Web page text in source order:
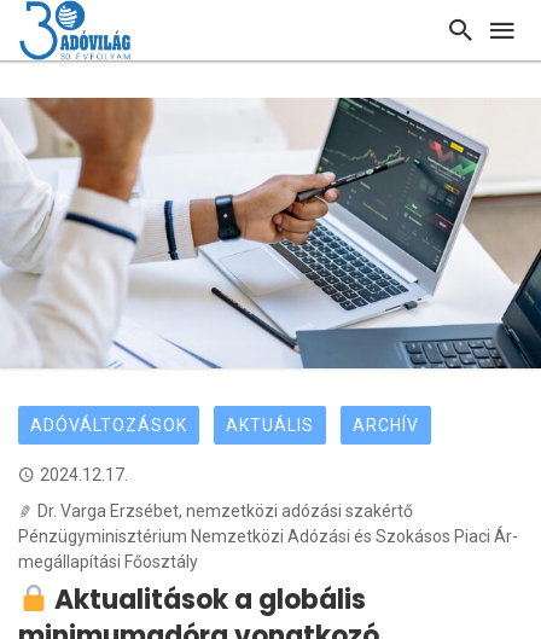
ADÓVÁLTOZÁSOK AKTUÁLIS ARCHÍV
2024.12.17.
Dr. Varga Erzsébet, nemzetközi adózási szakértő
Pénzügyminisztérium Nemzetközi Adózási és Szokásos Piaci Ár-
megállapítási Főosztály
Aktualitások a globális